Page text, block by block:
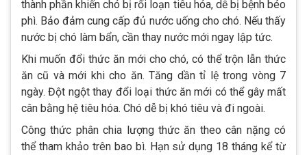
thành phần khiến chó bị rối loạn tiêu hóa, dễ bị bệnh béo
phì. Bảo đảm cung cấp đủ nước uống cho chó. Nếu thấy
nước bị chó làm bẩn, cần thay nước mới ngay lập tức.
Khi muốn đổi thức ăn mới cho chó, có thể trộn lẫn thức
ăn cũ và mới khi cho ăn. Tăng dần tỉ lệ trong vòng 7
ngày. Đột ngột thay đổi loại thức ăn mới có thể gây mất
cân bằng hệ tiêu hóa. Chó dễ bị khó tiêu và đi ngoài.
Công thức phân chia lượng thức ăn theo cân nặng có
thể tham khảo trên bao bì. Hạn sử dụng 18 tháng kể từ